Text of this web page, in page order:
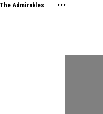
The Admirables